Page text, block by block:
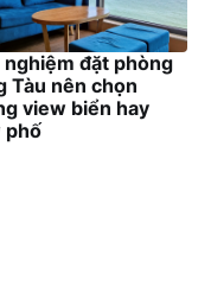
nghiệm đặt phòng
Tàu nên chọn
view biển hay
phố